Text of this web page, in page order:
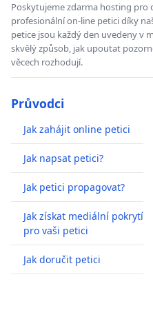
Poskytujeme zdarma hosting pro
profesionální on-line petici díky
petice jsou každý den uvedeny v
skvělý způsob, jak upoutat
věcech rozhodují.
Průvodci
Jak zahájit online petici
Jak napsat petici?
Jak petici propagovat?
Jak získat mediální pokrytí
pro vaši petici
Jak doručit petici